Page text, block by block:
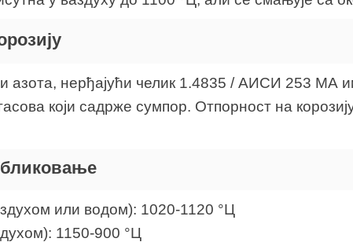
и азота, нерђајући челик 1.4835 / АИСИ 253 МА
који садрже сумпор. Отпорност на
или водом): 1020-1120 °Ц
1150-900 °Ц